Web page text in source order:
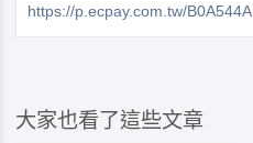
https://p.ecpay.com.tw/B0A544A
大家也看了這些文章